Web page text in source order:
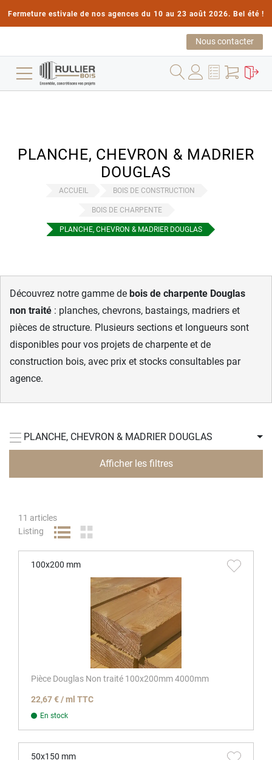
Fermeture estivale de nos agences du 10 au 23 août 2026. Bel été !
Nous contacter
PLANCHE, CHEVRON & MADRIER
DOUGLAS
ACCUEIL BOIS DE CONSTRUCTION
BOIS DE CHARPENTE
PLANCHE, CHEVRON & MADRIER DOUGLAS
Découvrez notre gamme de bois de charpente Douglas
non traité : planches, chevrons, bastaings, madriers et
pièces de structure. Plusieurs sections et longueurs sont
disponibles pour vos projets de charpente et de
construction bois, avec prix et stocks consultables par
agence.
11 articles
Listing
100x200 mm
Pièce Douglas Non traité 100x200mm 4000mm
22,67 € / ml TTC
En stock
50x150 mm
PLANCHE, CHEVRON & MADRIER DOUGLAS
Afficher les filtres